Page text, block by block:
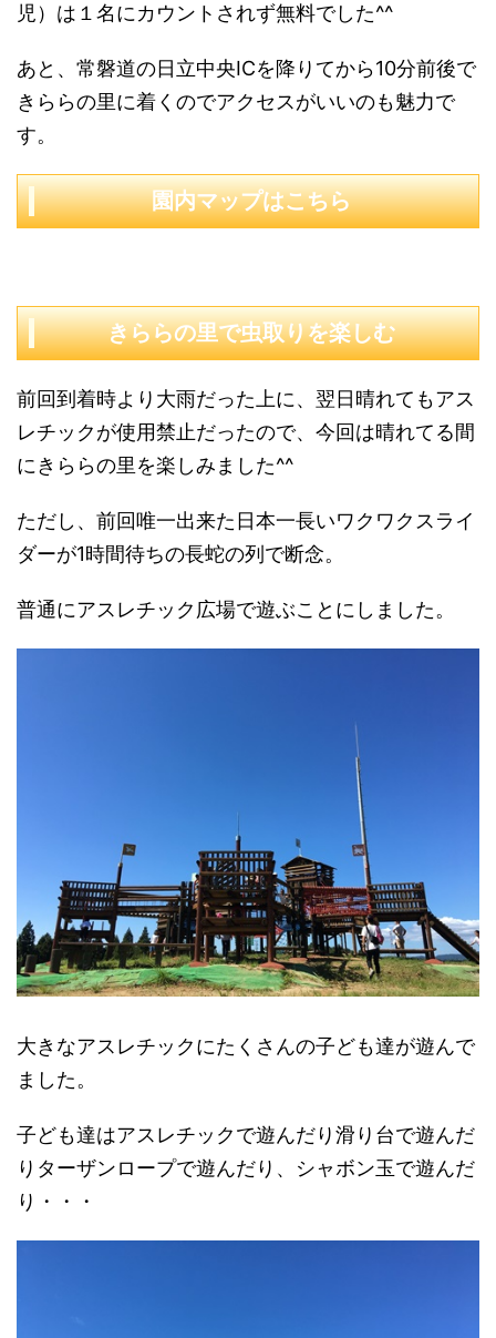
児）は１名にカウントされず無料でした^^
あと、常磐道の日立中央ICを降りてから10分前後で
きららの里に着くのでアクセスがいいのも魅力で
す。
園内マップはこちら
きららの里で虫取りを楽しむ
前回到着時より大雨だった上に、翌日晴れてもアス
レチックが使用禁止だったので、今回は晴れてる間
にきららの里を楽しみました^^
ただし、前回唯一出来た日本一長いワクワクスライ
ダーが1時間待ちの長蛇の列で断念。
普通にアスレチック広場で遊ぶことにしました。
大きなアスレチックにたくさんの子ども達が遊んで
ました。
子ども達はアスレチックで遊んだり滑り台で遊んだ
りターザンロープで遊んだり、シャボン玉で遊んだ
り・・・